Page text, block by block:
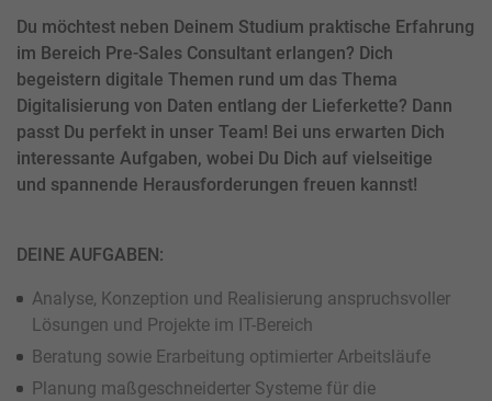
Du möchtest neben Deinem Studium praktische Erfahrung
im Bereich Pre-Sales Consultant erlangen? Dich
begeistern digitale Themen rund um das Thema
Digitalisierung von Daten entlang der Lieferkette? Dann
passt Du perfekt in unser Team! Bei uns erwarten Dich
interessante Aufgaben, wobei Du Dich auf vielseitige
und spannende Herausforderungen freuen kannst!
DEINE AUFGABEN:
Analyse, Konzeption und Realisierung anspruchsvoller
Lösungen und Projekte im IT-Bereich
Beratung sowie Erarbeitung optimierter Arbeitsläufe
Planung maßgeschneiderter Systeme für die